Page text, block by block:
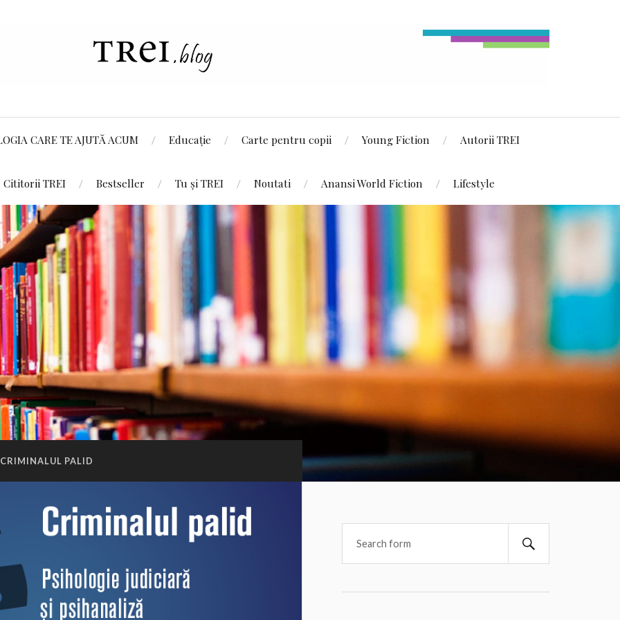
CARE TE AJUTĂ ACUM Educație Carte pentru copii Young Fiction Autorii TREI
Cititorii TREI Bestseller Tu și TREI Noutati Anansi World Fiction Lifestyle
CRIMINALUL PALID